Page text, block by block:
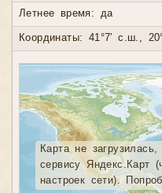
Летнее время: да
Координаты: 41°7′ с.ш.,
Карта не
сервису Яндекс.Карт
настроек сети).